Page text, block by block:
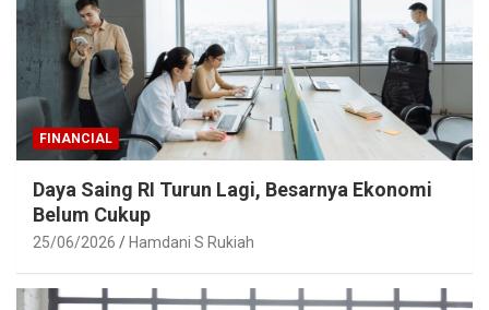
FINANCIAL
Daya Saing RI Turun Lagi, Besarnya Ekonomi
Belum Cukup
25/06/2026 Hamdani S Rukiah